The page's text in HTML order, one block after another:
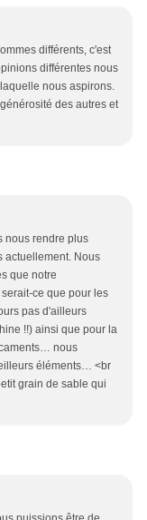
différents, c'est
différentes nous
nous aspirons.
des autres et
nous rendre plus
actuellement. Nous
que notre
ce que pour les
pas d'ailleurs
!!) ainsi que pour la
nous
éléments… <br
grain de sable qui